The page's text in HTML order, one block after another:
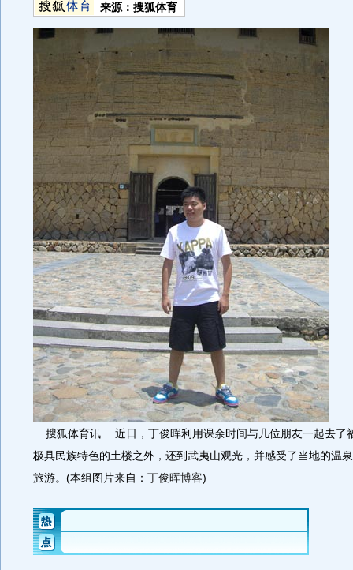
来源： 搜狐体育
搜狐体育讯 近日，丁俊晖利用课余时间与几位朋友一起去了
极具民族特色的土楼之外，还到武夷山观光，并感受了当地的温
旅游。(本组图片来自： 丁俊晖博客)